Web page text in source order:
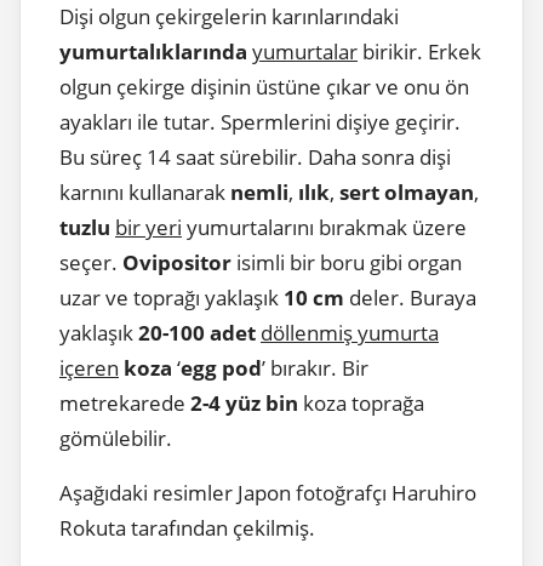
Dişi olgun çekirgelerin karınlarındaki
yumurtalıklarında yumurtalar birikir. Erkek
olgun çekirge dişinin üstüne çıkar ve onu ön
ayakları ile tutar. Spermlerini dişiye geçirir.
Bu süreç 14 saat sürebilir. Daha sonra dişi
karnını kullanarak nemli, ılık, sertolmayan,
tuzlu bir yeri yumurtalarını bırakmak üzere
seçer. Ovipositor isimli bir boru gibi organ
uzar ve toprağı yaklaşık 10 cm deler. Buraya
yaklaşık20-100 adet döllenmiş yumurta
içeren koza ‘egg pod’ bırakır. Bir
metrekarede 2-4 yüz bin koza toprağa
gömülebilir.
Aşağıdaki resimler Japon fotoğrafçı Haruhiro
Rokuta tarafından çekilmiş.